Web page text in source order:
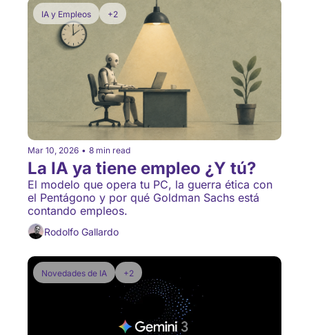
IA y Empleos +2
Mar 10, 2026 • 8 min read
La IA ya tiene empleo ¿Y tú?
El modelo que opera tu PC, la guerra ética con
el Pentágono y por qué Goldman Sachs está
contando empleos.
Rodolfo Gallardo
Novedades de IA +2